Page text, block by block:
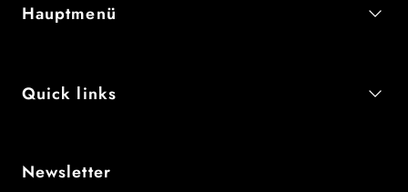
Hauptmenü
Quick links
Newsletter